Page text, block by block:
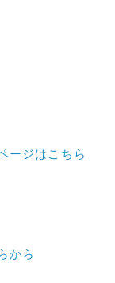
ージはこちら
から